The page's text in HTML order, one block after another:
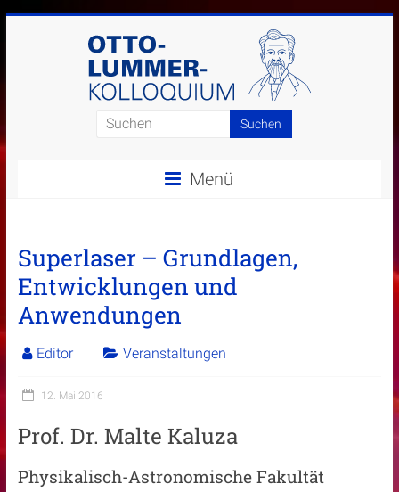
KolloquiumMenü
Superlaser – Grundlagen,
Entwicklungen und
Anwendungen
Editor Veranstaltungen
12. Mai 2016
Prof. Dr. Malte Kaluza
Physikalisch-Astronomische Fakultät